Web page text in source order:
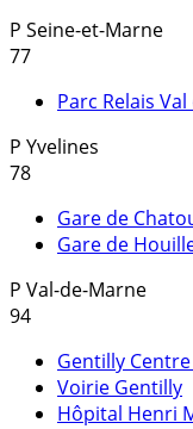
P Seine-et-Marne
77
Parc Relais
P Yvelines
78
Gare de
Gare de
P Val-de-Marne
94
Gentilly
Voirie Gentilly
Hôpital Henri